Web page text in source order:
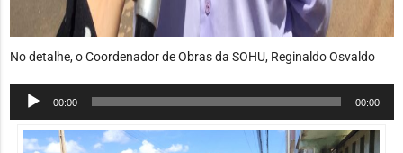
No detalhe, o Coordenador de Obras da SOHU, Reginaldo Osvaldo
Tocador
de
áudio
00:00 00:00